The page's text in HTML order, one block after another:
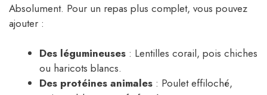
Absolument. Pour un repas plus complet, vous pouvez
ajouter :
Des légumineuses : Lentilles corail, pois chiches
ou haricots blancs.
Des protéines animales : Poulet effiloché,